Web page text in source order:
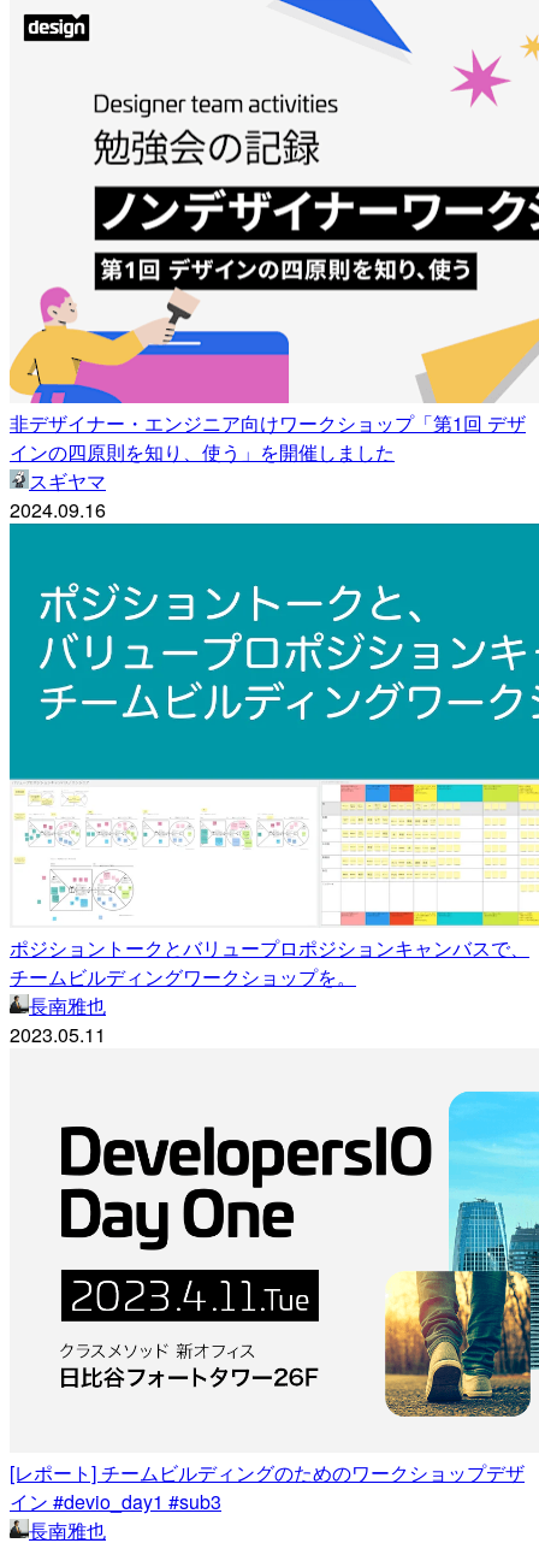
非デザイナー・エンジニア向けワークショップ「第1回 デザ
インの四原則を知り、使う」を開催しました
スギヤマ
2024.09.16
ポジショントークとバリュープロポジションキャンバスで、
チームビルディングワークショップを。
長南雅也
2023.05.11
[レポート] チームビルディングのためのワークショップデザ
イン #devio_day1 #sub3
長南雅也